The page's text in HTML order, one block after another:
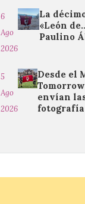
6
Ago
2026
La
«León
Paulino
5
Ago
2026
Desde el
envían